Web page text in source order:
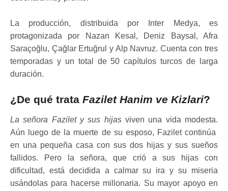
La producción, distribuida por Inter Medya, es
protagonizada por Nazan Kesal, Deniz Baysal, Afra
Saraçoğlu, Çağlar Ertuğrul y Alp Navruz. Cuenta con tres
temporadas y un total de 50 capítulos turcos de larga
duración.
¿De qué trata Fazilet Hanim ve Kizlari?
La señora Fazilet y sus hijasviven una vida modesta.
Aún luego de la muerte de su esposo, Fazilet continúa
en una pequeña casa con sus dos hijas y sus sueños
fallidos. Pero la señora, que crió a sus hijas con
dificultad, está decidida a calmar su ira y su miseria
usándolas para hacerse millonaria. Su mayor apoyo en